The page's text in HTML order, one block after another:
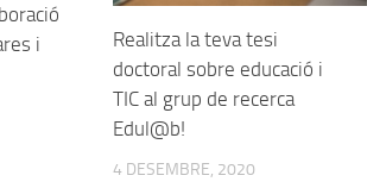
i
Realitza la teva tesi
doctoral sobre educació i
TIC al grup de recerca
Edul@b!
4 DESEMBRE, 2020